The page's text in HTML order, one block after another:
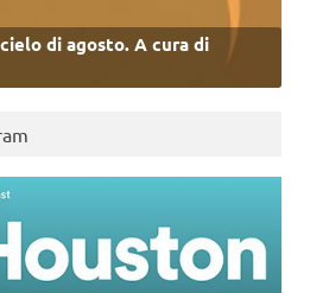
di agosto. A cura di